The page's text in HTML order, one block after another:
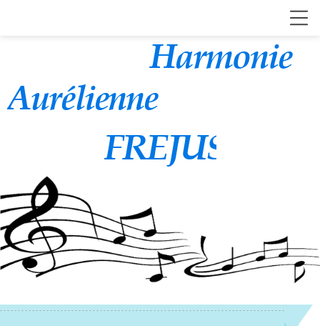
Harmonie
Aurélienne
FREJUS